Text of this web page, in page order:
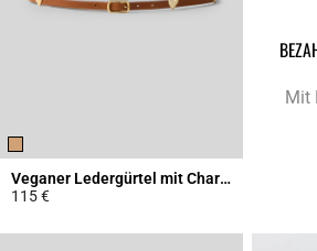
Veganer Ledergürtel mit Charms
115 €
Mit